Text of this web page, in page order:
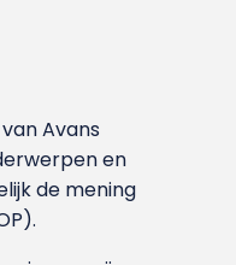
Avans
en
de mening